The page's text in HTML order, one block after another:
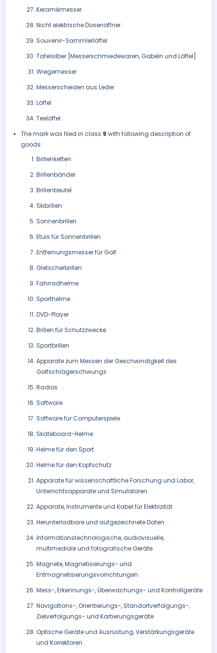
Keramikmesser
Nicht elektrische Dosenöffner
Souvenir-Sammlerlöffel
Tafelsilber [Messerschmiedewaren, Gabeln und Löffel]
Wiegemesser
Messerscheiden aus Leder
Löffel
Teelöffel.
The mark was filed in class 9 with following description of
goods:
Brillenketten
Brillenbänder
Brillenbeutel
Skibrillen
Sonnenbrillen
Etuis für Sonnenbrillen
Entfernungsmesser für Golf
Gletscherbrillen
Fahrradhelme
Sporthelme
DVD-Player
Brillen für Schutzzwecke
Sportbrillen
Apparate zum Messen der Geschwindigkeit des
Golfschlägerschwungs
Radios
Software
Software für Computerspiele
Skateboard-Helme
Helme für den Sport
Helme für den Kopfschutz
Apparate für wissenschaftliche Forschung und Labor,
Unterrichtsapparate und Simulatoren
Apparate, Instrumente und Kabel für Elektrizität
Herunterladbare und aufgezeichnete Daten
Informationstechnologische, audiovisuelle,
multimediale und fotografische Geräte
Magnete, Magnetisierungs- und
Entmagnetisierungsvorrichtungen
Mess-, Erkennungs-, Überwachungs- und Kontrollgeräte
Navigations-, Orientierungs-, Standortverfolgungs-,
Zielverfolgungs- und Kartierungsgeräte
Optische Geräte und Ausrüstung, Verstärkungsgeräte
und Korrektoren